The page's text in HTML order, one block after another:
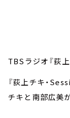
TBSラジオ『荻
『荻上チキ・
チキと南部広美